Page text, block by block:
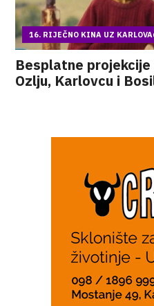
16. RIJEČNO KINA UZ
Besplatne
Ozlju, Karlovcu i